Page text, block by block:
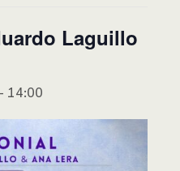
Laguillo
- 14:00